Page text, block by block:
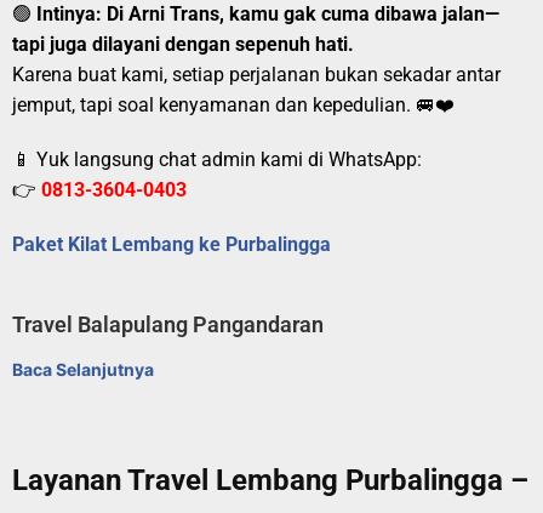
🟢 Intinya: Di Arni Trans, kamu gak cuma dibawa jalan—
tapi juga dilayani dengan sepenuh hati.
Karena buat kami, setiap perjalanan bukan sekadar antar
jemput, tapi soal kenyamanan dan kepedulian. 🚐❤️
📱 Yuk langsung chat admin kami di WhatsApp:
👉 0813-3604-0403
Paket Kilat Lembang ke Purbalingga
Travel Balapulang Pangandaran
Baca Selanjutnya
Layanan Travel Lembang Purbalingga –